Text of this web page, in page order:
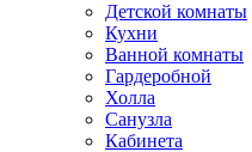
Детской комнаты
Кухни
Ванной комнаты
Гардеробной
Холла
Санузла
Кабинета